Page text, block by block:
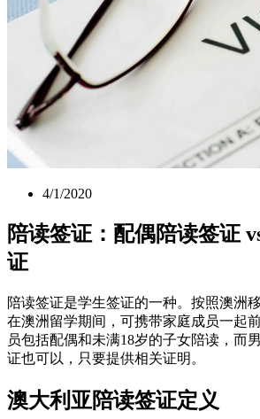
4/1/2020
陪读签证：配偶陪读签证
证
陪读签证是学生签证的一种。按照澳洲
在澳洲留学期间，可携带家庭成员一起
员包括配偶和未满18岁的子女陪读，而
证也可以，只要提供相关证明。
澳大利亚陪读签证定义